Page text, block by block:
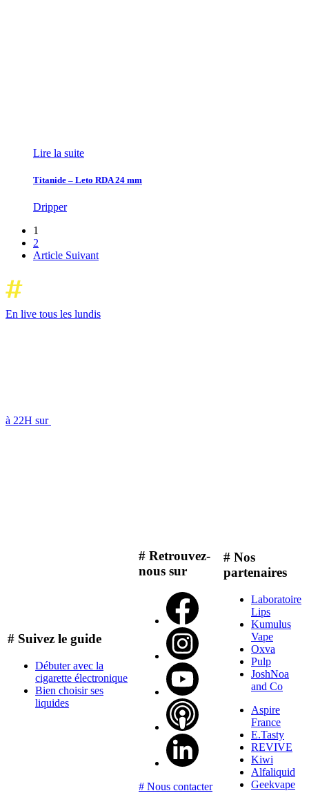
Lire la suite
Titanide – Leto RDA 24 mm
Dripper
1
2
Article Suivant
En live tous les lundis
à 22H sur
# Suivez le guide
Débuter avec la
cigarette électronique
Bien choisir ses
liquides
# Retrouvez-
nous sur
# Nous contacter
# Nos
partenaires
Laboratoire
Lips
Kumulus
Vape
Oxva
Pulp
JoshNoa
and Co
Aspire
France
E.Tasty
REVIVE
Kiwi
Alfaliquid
Geekvape